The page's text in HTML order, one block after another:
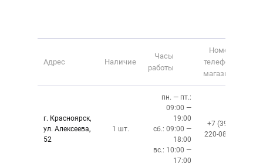
Адрес Наличие
Часы
работы
Номер
телефона
магазина
г. Красноярск,
ул. Алексеева,
52
1 шт.
пн. — пт.:
09:00 —
19:00
сб.: 09:00 —
18:00
вс.: 10:00 —
17:00
+7 (391)
220-08-02